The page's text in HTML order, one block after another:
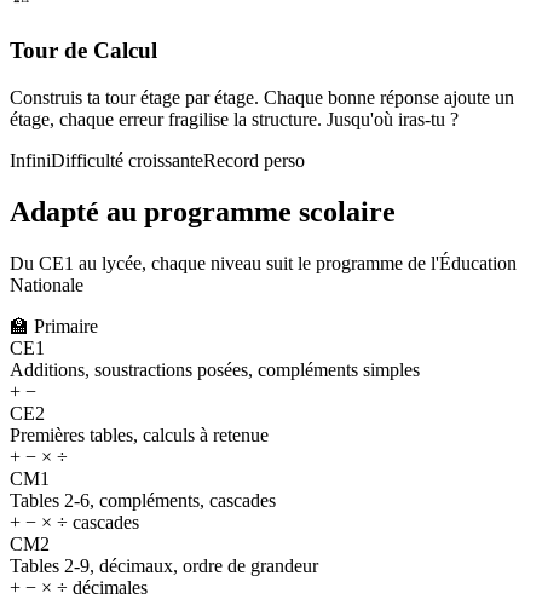
Tour de Calcul
Construis ta tour étage par étage. Chaque bonne réponse ajoute un
étage, chaque erreur fragilise la structure. Jusqu'où iras-tu ?
InfiniDifficulté croissanteRecord perso
Adapté au programme scolaire
Du CE1 au lycée, chaque niveau suit le programme de l'Éducation
Nationale
🏫 Primaire
CE1
Additions, soustractions posées, compléments simples
+ −
CE2
Premières tables, calculs à retenue
+ − × ÷
CM1
Tables 2-6, compléments, cascades
+ − × ÷ cascades
CM2
Tables 2-9, décimaux, ordre de grandeur
+ − × ÷ décimales